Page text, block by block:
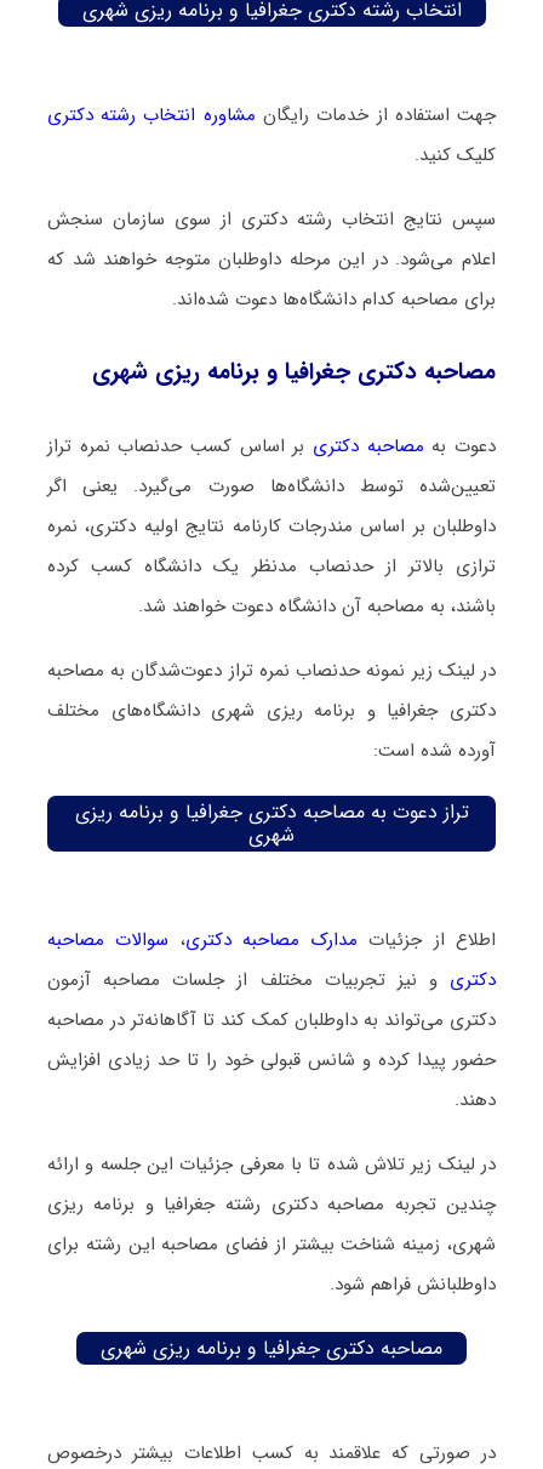
انتخاب رشته دکتری جغرافیا و برنامه ریزی شهری
جهت استفاده از خدمات رایگان مشاوره انتخاب رشته دکتری
کلیک کنید.
سپس نتایج انتخاب رشته دکتری از سوی سازمان سنجش
اعلام می‌شود. در این مرحله داوطلبان متوجه خواهند شد که
برای مصاحبه کدام دانشگاه‌ها دعوت شده‌اند.
مصاحبه دکتری جغرافیا و برنامه ریزی شهری
دعوت به مصاحبه دکتری بر اساس کسب حدنصاب نمره تراز
تعیین‌شده توسط دانشگاه‌ها صورت می‌گیرد. یعنی اگر
داوطلبان بر اساس مندرجات کارنامه نتایج اولیه دکتری، نمره
ترازی بالاتر از حدنصاب مدنظر یک دانشگاه کسب کرده
باشند، به مصاحبه آن دانشگاه دعوت خواهند شد.
در لینک زیر نمونه حدنصاب نمره تراز دعوت‌شدگان به مصاحبه
دکتری جغرافیا و برنامه ریزی شهری دانشگاه‌های مختلف
آورده شده است:
تراز دعوت به مصاحبه دکتری جغرافیا و برنامه ریزی
شهری
اطلاع از جزئیات مدارک مصاحبه دکتری، سوالات مصاحبه
دکتری و نیز تجربیات مختلف از جلسات مصاحبه آزمون
دکتری می‌تواند به داوطلبان کمک کند تا آگاهانه‌تر در مصاحبه
حضور پیدا کرده و شانس قبولی خود را تا حد زیادی افزایش
دهند.
در لینک زیر تلاش شده تا با معرفی جزئیات این جلسه و ارائه
چندین تجربه مصاحبه دکتری رشته جغرافیا و برنامه ریزی
شهری، زمینه شناخت بیشتر از فضای مصاحبه این رشته برای
داوطلبانش فراهم شود.
مصاحبه دکتری جغرافیا و برنامه ریزی شهری
در صورتی که علاقمند به کسب اطلاعات بیشتر درخصوص